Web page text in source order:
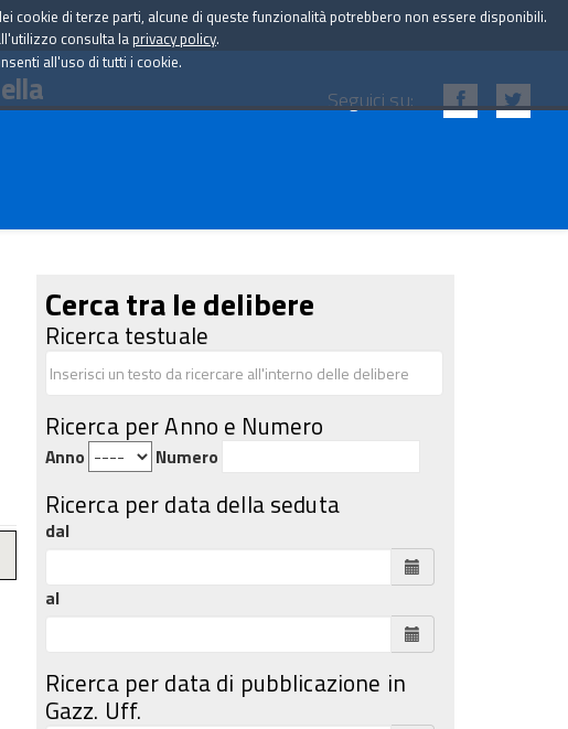
Seguici su:
Cerca tra le delibere
Ricerca testuale
Ricerca per Anno e Numero
Anno Numero
Ricerca per data della seduta
dal
al
Ricerca per data di pubblicazione in
Gazz. Uff.
cookie di terze parti, alcune di queste funzionalità potrebbero non essere disponibili.
consulta la privacy policy.
all'uso di tutti i cookie.